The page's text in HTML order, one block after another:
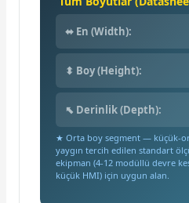
⬌ En (Width):
⬍ Boy (Height):
⬉ Derinlik (Depth):
★ Orta boy segment — küçük-
yaygın tercih edilen standart
ekipman (4-12 modüllü devre
küçük HMI) için uygun alan.